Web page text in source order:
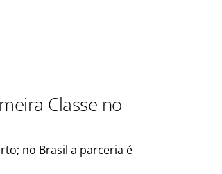
Classe no
no Brasil a parceria é